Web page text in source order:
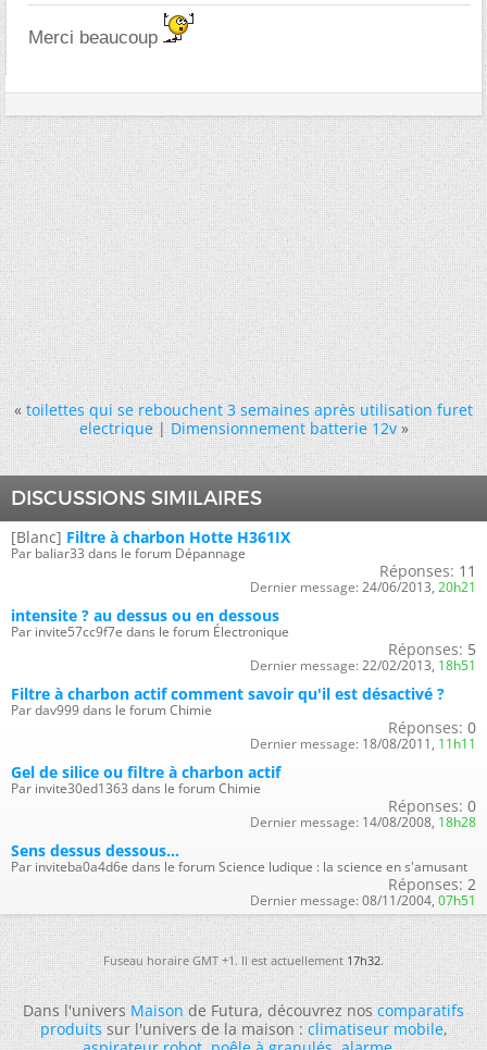
Merci beaucoup
« toilettes qui se rebouchent 3 semaines après utilisation furet
electrique|Dimensionnement batterie 12v »
DISCUSSIONS SIMILAIRES
[Blanc] Filtre à charbon Hotte H361IX
Par baliar33 dans le forum Dépannage
Réponses: 11
Dernier message: 24/06/2013, 20h21
intensite ? au dessus ou en dessous
Par invite57cc9f7e dans le forum Électronique
Réponses: 5
Dernier message: 22/02/2013, 18h51
Filtre à charbon actif comment savoir qu'il est désactivé ?
Par dav999 dans le forum Chimie
Réponses: 0
Dernier message: 18/08/2011, 11h11
Gel de silice ou filtre à charbon actif
Par invite30ed1363 dans le forum Chimie
Réponses: 0
Dernier message: 14/08/2008, 18h28
Sens dessus dessous...
Par inviteba0a4d6e dans le forum Science ludique : la science en s'amusant
Réponses: 2
Dernier message: 08/11/2004, 07h51
Fuseau horaire GMT +1. Il est actuellement 17h32.
Dans l'universMaisonde Futura, découvrez noscomparatifs
produitssur l'univers de la maison :climatiseur mobile,